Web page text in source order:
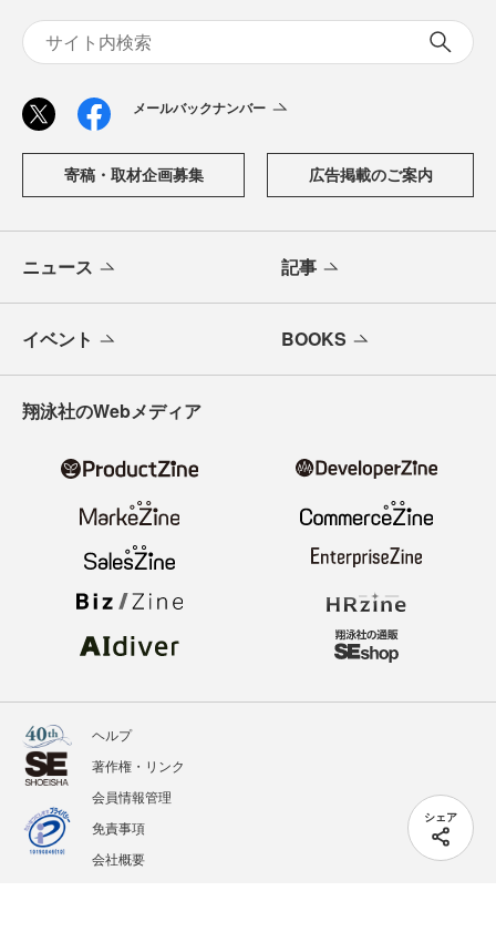
シェア
メールバックナンバー
寄稿・取材企画募集 広告掲載のご案内
ニュース 記事
イベント BOOKS
翔泳社のWebメディア
ヘルプ
著作権・リンク
会員情報管理
免責事項
会社概要